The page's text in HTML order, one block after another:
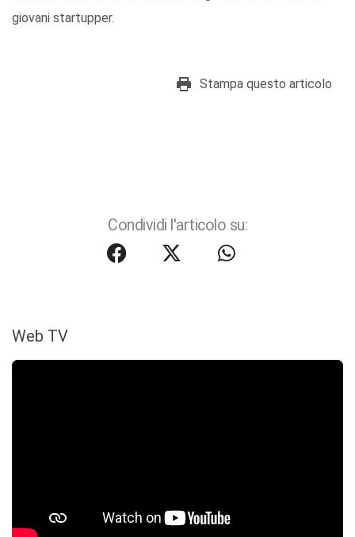
giovani startupper.
Stampa questo articolo
Condividi l'articolo su:
Web TV